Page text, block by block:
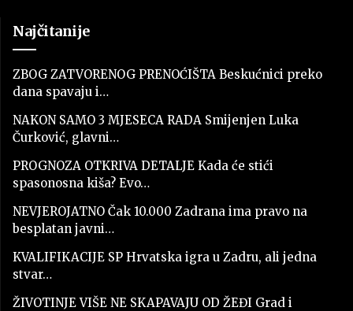
Najčitanije
ZBOG ZATVORENOG PRENOĆIŠTA Beskućnici preko
dana spavaju i…
NAKON SAMO 3 MJESECA RADA Smijenjen Luka
Čurković, glavni…
PROGNOZA OTKRIVA DETALJE Kada će stići
spasonosna kiša? Evo…
NEVJEROJATNO Čak 10.000 Zadrana ima pravo na
besplatan javni…
KVALIFIKACIJE SP Hrvatska igra u Zadru, ali jedna
stvar…
ŽIVOTINJE VIŠE NE SKAPAVAJU OD ŽEĐI Grad i